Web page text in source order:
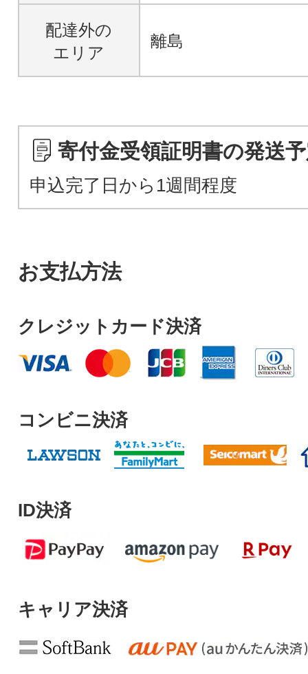
配達外の
エリア
離島
寄付金受領証明書の発送
申込完了日から1週間程度
お支払方法
クレジットカード決済
コンビニ決済
ID決済
キャリア決済